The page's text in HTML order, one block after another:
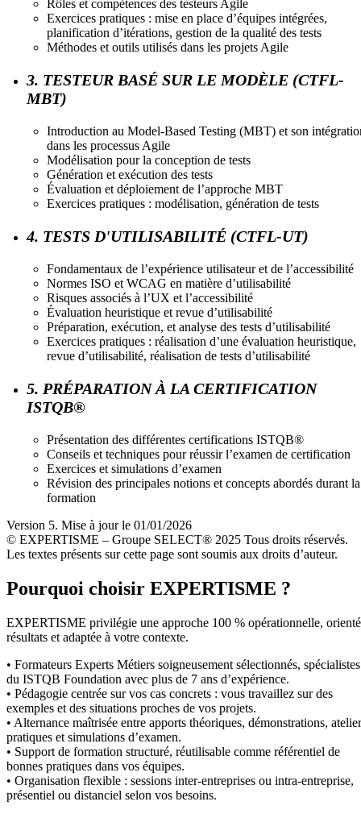
Rôles et compétences des testeurs Agile
Exercices pratiques : mise en place d’équipes intégrées,
planification d’itérations, gestion de la qualité des tests
Méthodes et outils utilisés dans les projets Agile
3. TESTEUR BASÉ SUR LE MODÈLE (CTFL-
MBT)
Introduction au Model-Based Testing (MBT) et son
dans les processus Agile
Modélisation pour la conception de tests
Génération et exécution des tests
Évaluation et déploiement de l’approche MBT
Exercices pratiques : modélisation, génération de tests
4. TESTS D'UTILISABILITÉ (CTFL-UT)
Fondamentaux de l’expérience utilisateur et de l’accessibilité
Normes ISO et WCAG en matière d’utilisabilité
Risques associés à l’UX et l’accessibilité
Évaluation heuristique et revue d’utilisabilité
Préparation, exécution, et analyse des tests d’utilisabilité
Exercices pratiques : réalisation d’une évaluation heuristique,
revue d’utilisabilité, réalisation de tests d’utilisabilité
5. PRÉPARATION À LA CERTIFICATION
ISTQB®
Présentation des différentes certifications ISTQB®
Conseils et techniques pour réussir l’examen de certification
Exercices et simulations d’examen
Révision des principales notions et concepts abordés durant la
formation
Version 5. Mise à jour le 01/01/2026
© EXPERTISME – Groupe SELECT® 2025 Tous droits réservés.
Les textes présents sur cette page sont soumis aux droits d’auteur.
Pourquoi choisir EXPERTISME ?
EXPERTISME privilégie une approche 100 % opérationnelle,
résultats et adaptée à votre contexte.
• Formateurs Experts Métiers soigneusement sélectionnés, spécialistes
du ISTQB Foundation avec plus de 7 ans d’expérience.
• Pédagogie centrée sur vos cas concrets : vous travaillez sur des
exemples et des situations proches de vos projets.
• Alternance maîtrisée entre apports théoriques, démonstrations,
pratiques et simulations d’examen.
• Support de formation structuré, réutilisable comme référentiel de
bonnes pratiques dans vos équipes.
• Organisation flexible : sessions inter-entreprises ou intra-entreprise,
présentiel ou distanciel selon vos besoins.